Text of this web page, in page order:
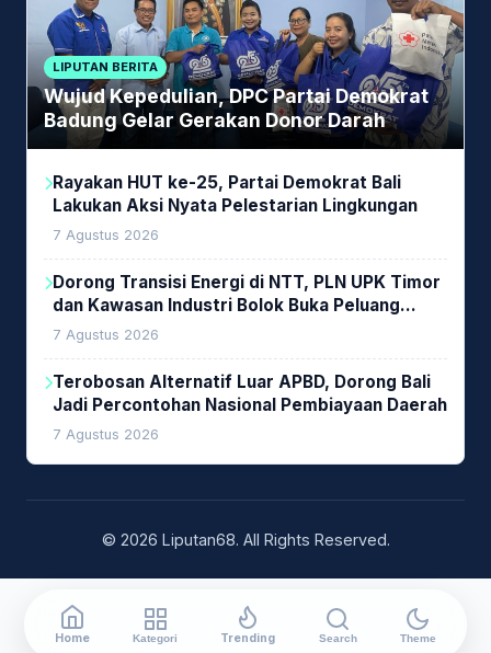
LIPUTAN BERITA
Wujud Kepedulian, DPC Partai Demokrat
Badung Gelar Gerakan Donor Darah
Rayakan HUT ke-25, Partai Demokrat Bali
Lakukan Aksi Nyata Pelestarian Lingkungan
7 Agustus 2026
Dorong Transisi Energi di NTT, PLN UPK Timor
dan Kawasan Industri Bolok Buka Peluang
Investasi Woodchip untuk Cofiring PLTU Bolok
7 Agustus 2026
Terobosan Alternatif Luar APBD, Dorong Bali
Jadi Percontohan Nasional Pembiayaan Daerah
7 Agustus 2026
© 2026 Liputan68. All Rights Reserved.
Home Kategori Trending Search Theme